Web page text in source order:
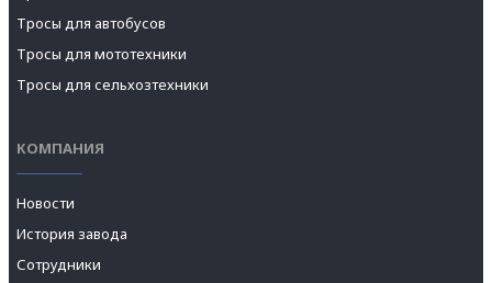
Тросы для автобусов
Тросы для мототехники
Тросы для сельхозтехники
КОМПАНИЯ
Новости
История завода
Сотрудники